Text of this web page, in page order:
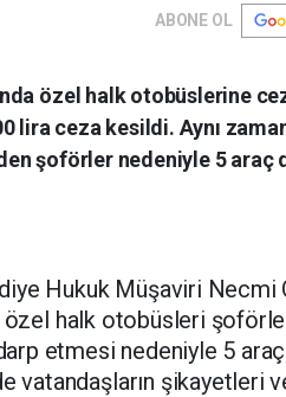
ABONE OL
özel halk otobüslerine
lira ceza kesildi. Aynı
şoförler nedeniyle 5 araç
Hukuk Müşaviri Necmi
özel halk otobüsleri
etmesi nedeniyle 5 araç
vatandaşların şikayetleri